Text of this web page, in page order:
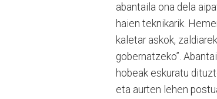
abantaila ona dela
haien teknikarik.
kaletar askok,
gobernatzeko”.
hobeak eskuratu
eta aurten lehen